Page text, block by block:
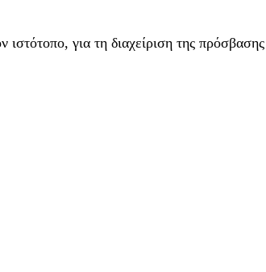
για τη διαχείριση της